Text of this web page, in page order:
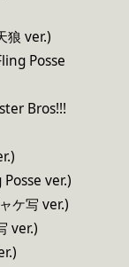
狼 ver.)
Posse
Bros!!!
Posse ver.)
ケ写 ver.)
ver.)